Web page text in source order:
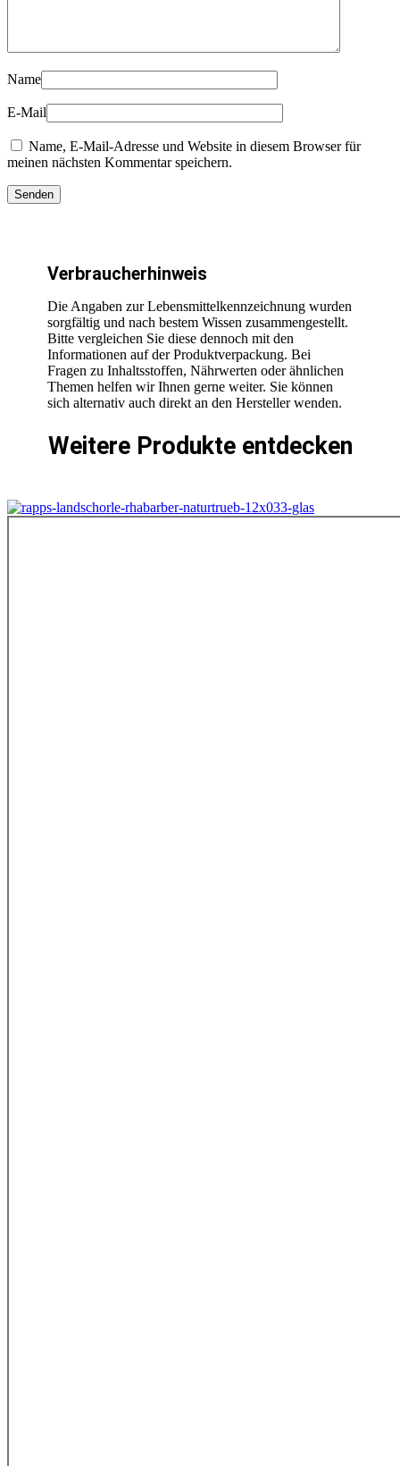
Name
E-Mail
Name, E-Mail-Adresse und Website in diesem Browser für
meinen nächsten Kommentar speichern.
Verbraucherhinweis
Die Angaben zur Lebensmittelkennzeichnung wurden
sorgfältig und nach bestem Wissen zusammengestellt.
Bitte vergleichen Sie diese dennoch mit den
Informationen auf der Produktverpackung. Bei
Fragen zu Inhaltsstoffen, Nährwerten oder ähnlichen
Themen helfen wir Ihnen gerne weiter. Sie können
sich alternativ auch direkt an den Hersteller wenden.
Weitere Produkte entdecken